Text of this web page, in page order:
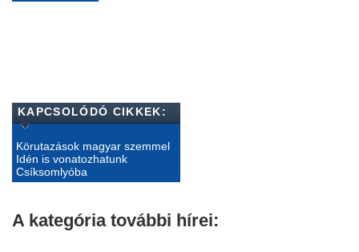
KAPCSOLÓDÓ CIKKEK:
Körutazások magyar szemmel
Idén is vonatozhatunk
Csíksomlyóba
A kategória további hírei: